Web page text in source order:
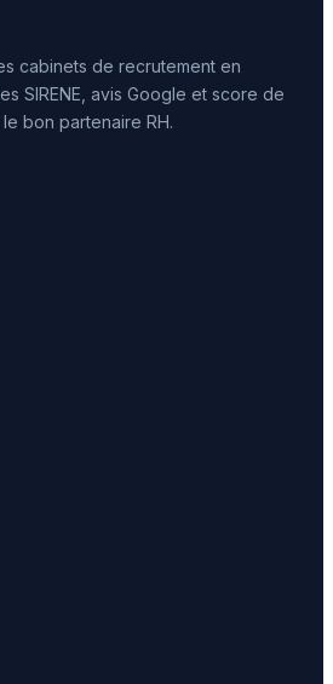
cabinets de recrutement en
SIRENE, avis Google et score de
bon partenaire RH.